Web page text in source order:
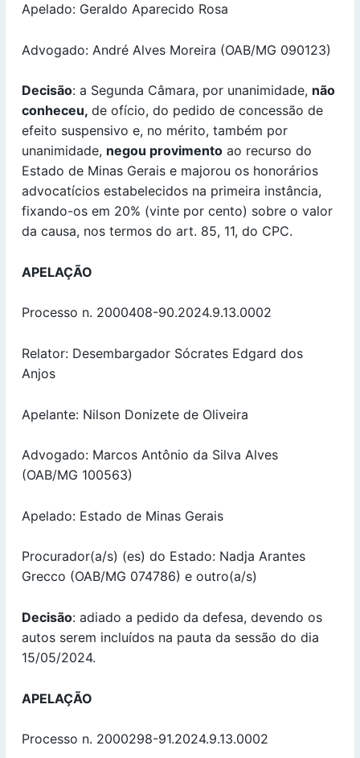
Apelado: Geraldo Aparecido Rosa
Advogado: André Alves Moreira (OAB/MG 090123)
Decisão: a Segunda Câmara, por unanimidade, não
conheceu,de ofício, do pedido de concessão de
efeito suspensivo e, no mérito, também por
unanimidade, negou provimento ao recurso do
Estado de Minas Gerais e majorou os honorários
advocatícios estabelecidos na primeira instância,
fixando-os em 20% (vinte por cento) sobre o valor
da causa, nos termos do art. 85, 11, do CPC.
APELAÇÃO
Processo n. 2000408-90.2024.9.13.0002
Relator: Desembargador Sócrates Edgard dos
Anjos
Apelante: Nilson Donizete de Oliveira
Advogado: Marcos Antônio da Silva Alves
(OAB/MG 100563)
Apelado: Estado de Minas Gerais
Procurador(a/s) (es) do Estado: Nadja Arantes
Grecco (OAB/MG 074786) e outro(a/s)
Decisão: adiado a pedido da defesa, devendo os
autos serem incluídos na pauta da sessão do dia
15/05/2024.
APELAÇÃO
Processo n. 2000298-91.2024.9.13.0002